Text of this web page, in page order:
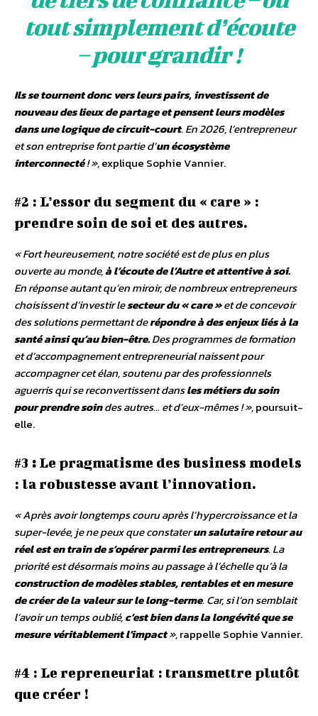
tout simplement d’écoute
– pour grandir !
Ils se tournent donc vers leurs pairs, investissent de
nouveau des lieux de partage et pensent leurs modèles
dans une logique de circuit-court. En 2026, l’entrepreneur
et son entreprise font partie d’un écosystème
interconnecté!»,explique Sophie Vannier.
#2 : L’essor du segment du « care » :
prendre soin de soi et des autres.
«Fort heureusement, notre société est de plus en plus
ouverte au monde,à l’écoute de l’Autre et attentive à soi.
En réponse autant qu’en miroir, de nombreux entrepreneurs
choisissent d’investir lesecteur du «care»et de concevoir
des solutions permettant derépondre à des enjeux liés à la
santé ainsi qu’au bien-être.Des programmes de formation
et d’accompagnement entrepreneurial naissent pour
accompagner cet élan, soutenu par des professionnels
aguerris qui se reconvertissent dansles métiers du soin
pour prendre soindes autres… et d’eux-mêmes!»,poursuit-
elle.
#3 : Le pragmatisme des business models
: la robustesse avant l’innovation.
«Après avoir longtemps couru après l’hypercroissance et la
super-levée, je ne peux que constaterun salutaire retour au
réel est en train de s’opérer parmi les entrepreneurs. La
priorité est désormais moins au passage à l’échelle qu’à la
construction de modèles stables, rentables et en mesure
de créer de la valeur sur le long-terme. Car, si l’on semblait
l’avoir un temps oublié,c’est bien dans la longévité que se
mesure véritablement l’impact»,rappelle Sophie Vannier.
#4 : Le repreneuriat : transmettre plutôt
que créer !